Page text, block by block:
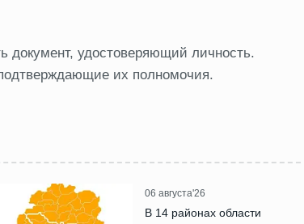
удостоверяющий личность.
их полномочия.
06 августа'26
В 14 районах области